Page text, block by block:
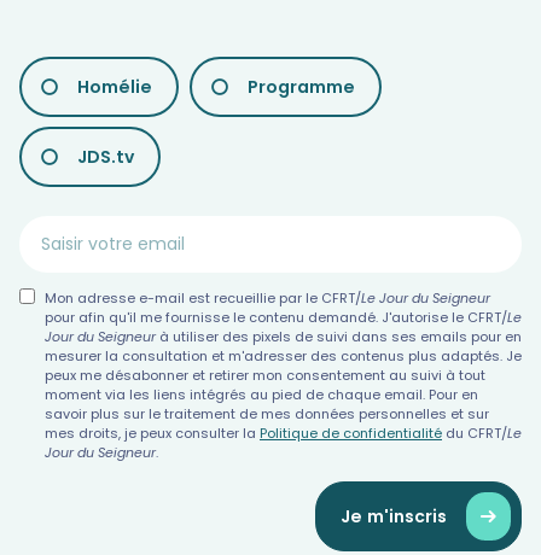
LES
DIFFÉRENTES
NEWSLETTERS
Homélie Programme
JDS.tv
Mon adresse e-mail est recueillie par le CFRT/Le Jour du Seigneur
pour afin qu'il me fournisse le contenu demandé. J'autorise le CFRT/Le
Jour du Seigneurà utiliser des pixels de suivi dans ses emails pour en
mesurer la consultation et m'adresser des contenus plus adaptés. Je
peux me désabonner et retirer mon consentement au suivi à tout
moment via les liens intégrés au pied de chaque email. Pour en
savoir plus sur le traitement de mes données personnelles et sur
mes droits, je peux consulter la Politique de confidentialité du CFRT/Le
Jour du Seigneur.
Je m'inscris